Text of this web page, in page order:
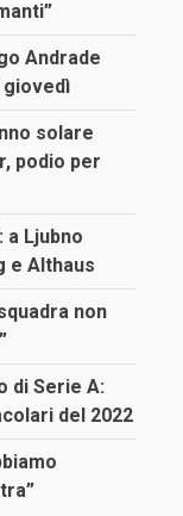
Andrade
solare
podio per
a Ljubno
e Althaus
non
di Serie A:
del 2022